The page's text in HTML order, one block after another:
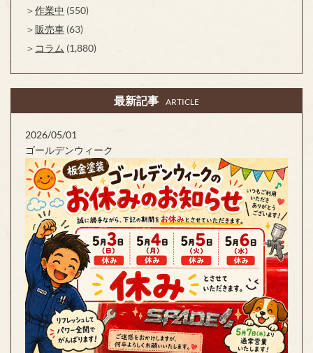
作業中 (550)
販売車 (63)
コラム (1,880)
最新記事 ARTICLE
2026/05/01
ゴールデンウィーク